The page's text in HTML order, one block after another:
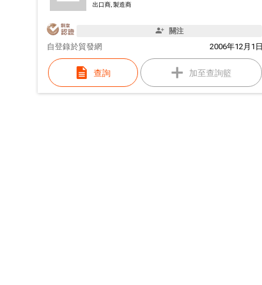
出口商, 製造商
關注
自 2006年12月1日
登錄於貿發網
查詢 加至查詢籃